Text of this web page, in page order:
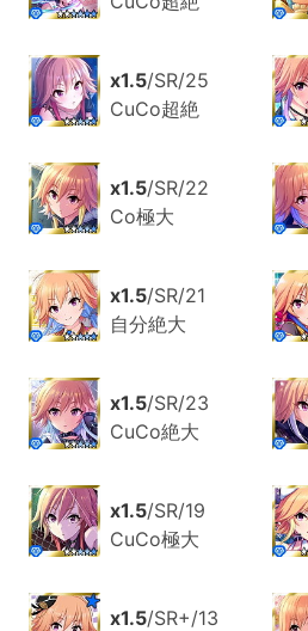
x1.5/SR/25
CuCo超絶
x1.5/SR/22
Co極大
x1.5/SR/21
自分絶大
x1.5/SR/23
CuCo絶大
x1.5/SR/19
CuCo極大
x1.5/SR+/13